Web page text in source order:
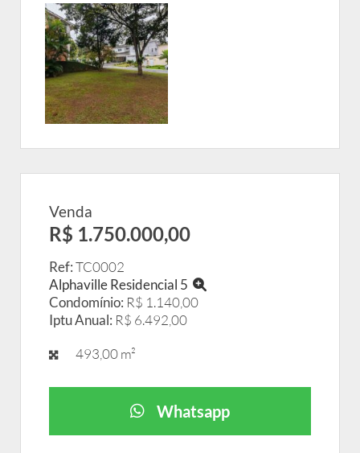
Venda
R$ 1.750.000,00
Ref:TC0002
Alphaville Residencial 5
Condomínio: R$ 1.140,00
Iptu Anual: R$ 6.492,00
493,00 m²
Whatsapp